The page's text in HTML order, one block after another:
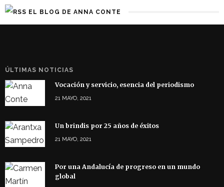
EL BLOG DE ANNA CONTE
ÚLTIMAS NOTICIAS
Vocación y servicio, esencia del periodismo
21 MAYO, 2021
Un brindis por 25 años de éxitos
21 MAYO, 2021
Por una Andalucía de progreso en un mundo
global